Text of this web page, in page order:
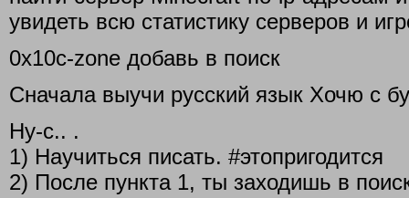
увидеть всю статистику серверов и
0x10c-zone добавь в поиск
Сначала выучи русский язык Хочю с
Ну-с.. .
1) Научиться писать. #этопригодится
2) После пункта 1, ты заходишь в